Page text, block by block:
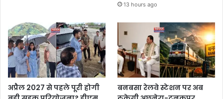
13 hours ago
अप्रैल 2027 से पहले पूरी होगी
बनबसा रेलवे स्टेशन पर अब